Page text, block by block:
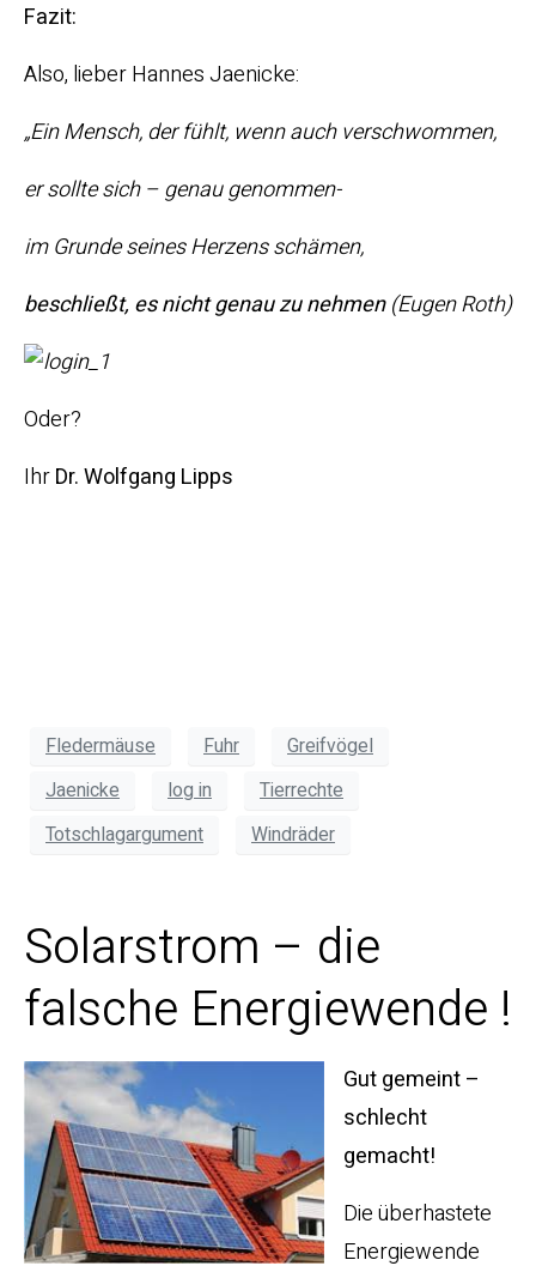
Fazit:
Also, lieber Hannes Jaenicke:
„Ein Mensch, der fühlt, wenn auch verschwommen,
er sollte sich – genau genommen-
im Grunde seines Herzens schämen,
beschließt, es nicht genau zu nehmen(Eugen Roth)
Oder?
IhrDr. Wolfgang Lipps
Fledermäuse Fuhr
Greifvögel
Jaenicke
log in
Tierrechte
Totschlagargument
Windräder
Solarstrom – die
falsche Energiewende !
Gut gemeint –
schlecht
gemacht!
Die überhastete
Energiewende